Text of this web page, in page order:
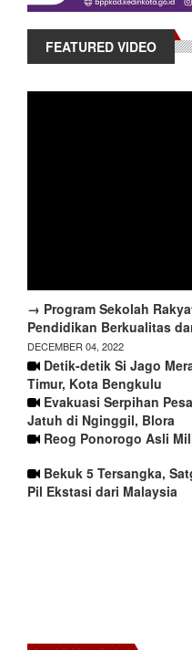
FEATURED VIDEO
→ Program Sekolah
Pendidikan Berkualitas
DECEMBER 04, 2022
Detik-detik Si Jago
Timur, Kota Bengkulu
Evakuasi Serpihan
Jatuh di Nginggil, Blora
Reog Ponorogo Asli
Bekuk 5 Tersangka,
Pil Ekstasi dari Malaysia